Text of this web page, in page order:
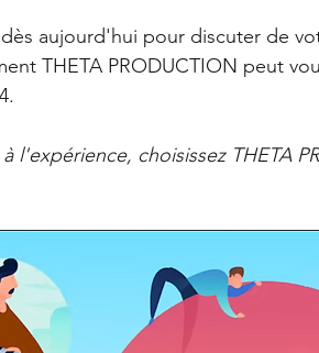
dès aujourd'hui pour discuter de
THETA PRODUCTION peut
l'expérience, choisissez THETA